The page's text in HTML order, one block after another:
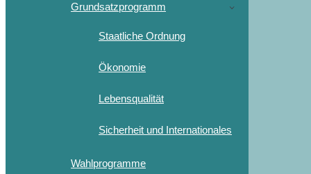
Grundsatzprogramm
Staatliche Ordnung
Ökonomie
Lebensqualität
Sicherheit und Internationales
Wahlprogramme